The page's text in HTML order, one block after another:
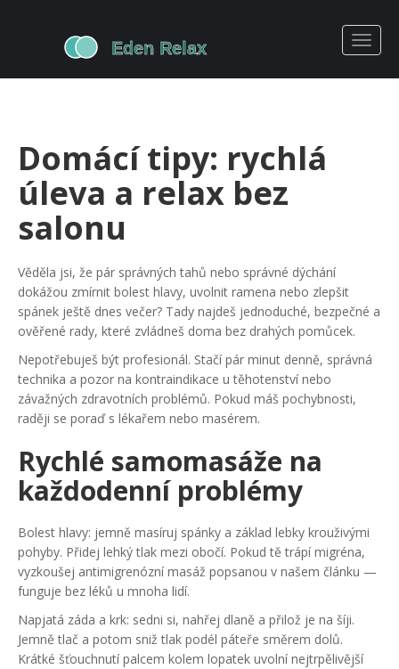
Domácí tipy: rychlá
úleva a relax bez
salonu
Věděla jsi, že pár správných tahů nebo správné dýchání
dokážou zmírnit bolest hlavy, uvolnit ramena nebo zlepšit
spánek ještě dnes večer? Tady najdeš jednoduché, bezpečné a
ověřené rady, které zvládneš doma bez drahých pomůcek.
Nepotřebuješ být profesionál. Stačí pár minut denně, správná
technika a pozor na kontraindikace u těhotenství nebo
závažných zdravotních problémů. Pokud máš pochybnosti,
raději se poraď s lékařem nebo masérem.
Rychlé samomasáže na
každodenní problémy
Bolest hlavy: jemně masíruj spánky a základ lebky krouživými
pohyby. Přidej lehký tlak mezi obočí. Pokud tě trápí migréna,
vyzkoušej antimigrenózní masáž popsanou v našem článku —
funguje bez léků u mnoha lidí.
Napjatá záda a krk: sedni si, nahřej dlaně a přilož je na šíji.
Jemně tlač a potom sniž tlak podél páteře směrem dolů.
Krátké šťouchnutí palcem kolem lopatek uvolní nejtrpělivější